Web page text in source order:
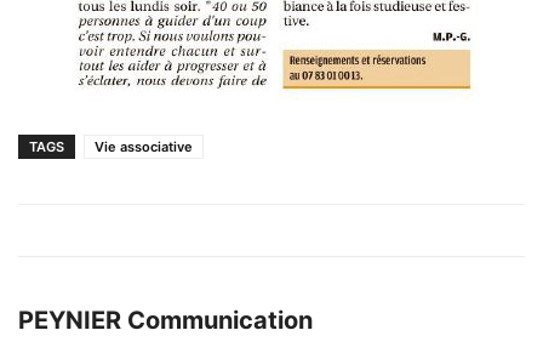
TAGS Vie associative
PEYNIER Communication